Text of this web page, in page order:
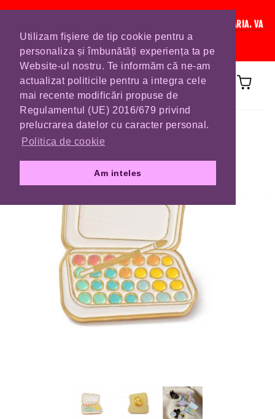
Utilizam fişiere de tip cookie pentru a
personaliza și îmbunătăți experiența ta pe
Website-ul nostru. Te informăm că ne-am
actualizat politicile pentru a integra cele
mai recente modificări propuse de
Regulamentul (UE) 2016/679 privind
prelucrarea datelor cu caracter personal.
Politica de cookie
Am inteles
IN CURAND INCHIDEM LISTA DE COMENZI PENTRU SFANTA MARIA. VA
RUGAM SA VA PLASATI COMENZILE DIN TIMP.
Prima pagină BROSE